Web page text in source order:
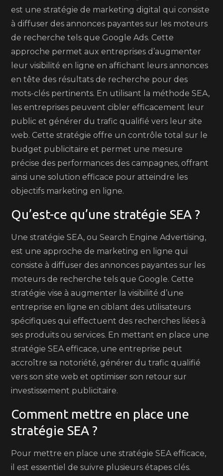
est une stratégie de marketing digital qui consiste
à diffuser des annonces payantes sur les moteurs
de recherche tels que Google Ads. Cette
approche permet aux entreprises d’augmenter
leur visibilité en ligne en affichant leurs annonces
en tête des résultats de recherche pour des
mots-clés pertinents. En utilisant la méthode SEA,
les entreprises peuvent cibler efficacement leur
public et générer du trafic qualifié vers leur site
web. Cette stratégie offre un contrôle total sur le
budget publicitaire et permet une mesure
précise des performances des campagnes, offrant
ainsi une solution efficace pour atteindre les
objectifs marketing en ligne.
Qu’est-ce qu’une stratégie SEA ?
Une stratégie SEA, ou Search Engine Advertising,
est une approche de marketing en ligne qui
consiste à diffuser des annonces payantes sur les
moteurs de recherche tels que Google. Cette
stratégie vise à augmenter la visibilité d’une
entreprise en ligne en ciblant des utilisateurs
spécifiques qui effectuent des recherches liées à
ses produits ou services. En mettant en place une
stratégie SEA efficace, une entreprise peut
accroître sa notoriété, générer du trafic qualifié
vers son site web et optimiser son retour sur
investissement publicitaire.
Comment mettre en place une
stratégie SEA ?
Pour mettre en place une stratégie SEA efficace,
il est essentiel de suivre plusieurs étapes clés.